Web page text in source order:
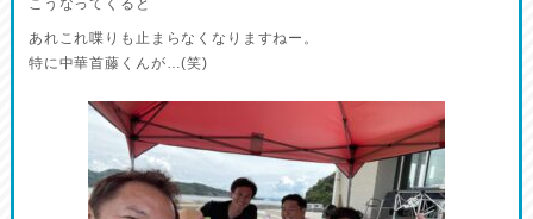
こうなってくると
あれこれ喋りも止まらなくなりますねー。
特に中華首藤くんが…(笑)